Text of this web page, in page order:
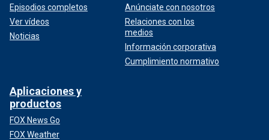
Episodios completos
Ver vídeos
Noticias
Anúnciate con nosotros
Relaciones con los
medios
Información corporativa
Cumplimiento normativo
Aplicaciones y
productos
FOX News Go
FOX Weather